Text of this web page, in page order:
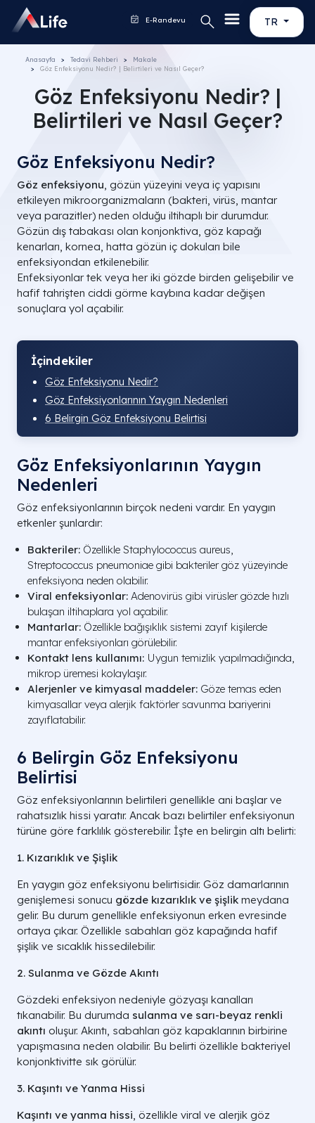
TR
E-Randevu
Anasayfa Tedavi Rehberi
Makale
Göz Enfeksiyonu Nedir? | Belirtileri ve Nasıl Geçer?
Göz Enfeksiyonu Nedir? |
Belirtileri ve Nasıl Geçer?
Göz Enfeksiyonu Nedir?
Göz enfeksiyonu, gözün yüzeyini veya iç yapısını
etkileyen mikroorganizmaların (bakteri, virüs, mantar
veya parazitler) neden olduğu iltihaplı bir durumdur.
Gözün dış tabakası olan konjonktiva, göz kapağı
kenarları, kornea, hatta gözün iç dokuları bile
enfeksiyondan etkilenebilir.
Enfeksiyonlar tek veya her iki gözde birden gelişebilir ve
hafif tahrişten ciddi görme kaybına kadar değişen
sonuçlara yol açabilir.
İçindekiler
Göz Enfeksiyonu Nedir?
Göz Enfeksiyonlarının Yaygın Nedenleri
6 Belirgin Göz Enfeksiyonu Belirtisi
Göz Enfeksiyonlarının Yaygın
Nedenleri
Göz enfeksiyonlarının birçok nedeni vardır. En yaygın
etkenler şunlardır:
Bakteriler: Özellikle Staphylococcus aureus,
Streptococcus pneumoniae gibi bakteriler göz yüzeyinde
enfeksiyona neden olabilir.
Viral enfeksiyonlar: Adenovirüs gibi virüsler gözde hızlı
bulaşan iltihaplara yol açabilir.
Mantarlar: Özellikle bağışıklık sistemi zayıf kişilerde
mantar enfeksiyonları görülebilir.
Kontakt lens kullanımı: Uygun temizlik yapılmadığında,
mikrop üremesi kolaylaşır.
Alerjenler ve kimyasal maddeler: Göze temas eden
kimyasallar veya alerjik faktörler savunma bariyerini
zayıflatabilir.
6 Belirgin Göz Enfeksiyonu
Belirtisi
Göz enfeksiyonlarının belirtileri genellikle ani başlar ve
rahatsızlık hissi yaratır. Ancak bazı belirtiler enfeksiyonun
türüne göre farklılık gösterebilir. İşte en belirgin altı belirti:
1. Kızarıklık ve Şişlik
En yaygın göz enfeksiyonu belirtisidir. Göz damarlarının
genişlemesi sonucu gözde kızarıklık ve şişlik meydana
gelir. Bu durum genellikle enfeksiyonun erken evresinde
ortaya çıkar. Özellikle sabahları göz kapağında hafif
şişlik ve sıcaklık hissedilebilir.
2. Sulanma ve Gözde Akıntı
Gözdeki enfeksiyon nedeniyle gözyaşı kanalları
tıkanabilir. Bu durumda sulanma ve sarı-beyaz renkli
akıntı oluşur. Akıntı, sabahları göz kapaklarının birbirine
yapışmasına neden olabilir. Bu belirti özellikle bakteriyel
konjonktivitte sık görülür.
3. Kaşıntı ve Yanma Hissi
Kaşıntı ve yanma hissi, özellikle viral ve alerjik göz